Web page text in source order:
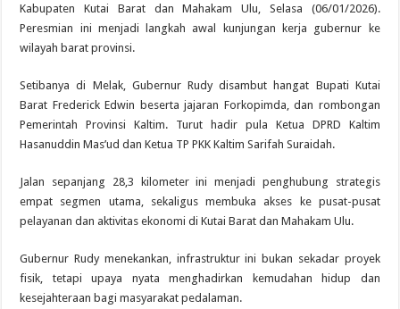
Kabupaten Kutai Barat dan Mahakam Ulu, Selasa (06/01/2026).
Peresmian ini menjadi langkah awal kunjungan kerja gubernur ke
wilayah barat provinsi.
Setibanya di Melak, Gubernur Rudy disambut hangat Bupati Kutai
Barat Frederick Edwin beserta jajaran Forkopimda, dan rombongan
Pemerintah Provinsi Kaltim. Turut hadir pula Ketua DPRD Kaltim
Hasanuddin Mas’ud dan Ketua TP PKK Kaltim Sarifah Suraidah.
Jalan sepanjang 28,3 kilometer ini menjadi penghubung strategis
empat segmen utama, sekaligus membuka akses ke pusat-pusat
pelayanan dan aktivitas ekonomi di Kutai Barat dan Mahakam Ulu.
Gubernur Rudy menekankan, infrastruktur ini bukan sekadar proyek
fisik, tetapi upaya nyata menghadirkan kemudahan hidup dan
kesejahteraan bagi masyarakat pedalaman.